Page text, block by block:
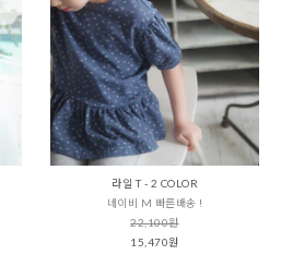
라일 T - 2 COLOR
네이비 M 빠른배송 !
22,100원
15,470원